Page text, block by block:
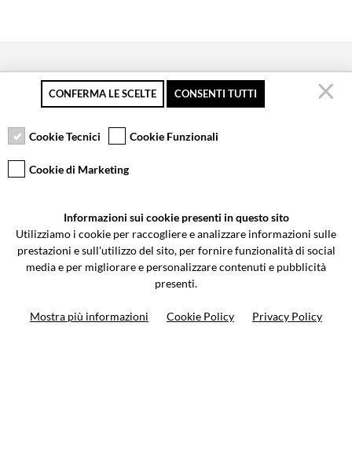
Pagamento sicuro
Resi gratuiti fino a 30
Servizio clienti
Via Galileo Galilei 5 | Verano Brianza (MB) 20843 | ITALY
0362-805407-info@valtermoto.com
CONFERMA LE SCELTE CONSENTI TUTTI
Cookie Tecnici Cookie Funzionali
Cookie di Marketing
Informazioni sui cookie presenti in questo sito
Utilizziamo i cookie per raccogliere e analizzare informazioni sulle
prestazioni e sull'utilizzo del sito, per fornire funzionalità di social
media e per migliorare e personalizzare contenuti e pubblicità
presenti.
Mostra più informazioni Cookie Policy Privacy Policy